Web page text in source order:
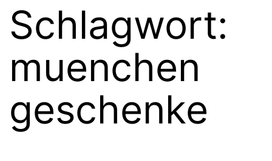
Schlagwort:
muenchen
geschenke